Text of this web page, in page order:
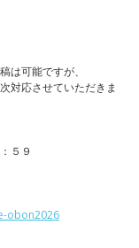
は可能ですが、
対応させていただきま
５９
obon2026